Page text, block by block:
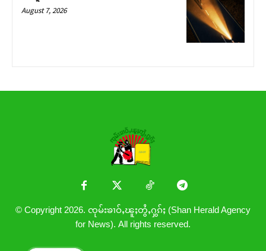
August 7, 2026
© Copyright 2026. ၸုမ်းၶၢဝ်ႇၽူႈတွႆႇႁွၵ်ႈ (Shan Herald Agency
for News). All rights reserved.